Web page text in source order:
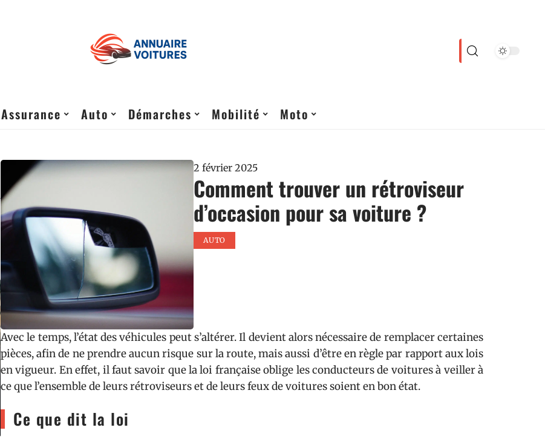
Assurance Auto Démarches Mobilité Moto
2 février 2025
Comment trouver un rétroviseur
d’occasion pour sa voiture ?
AUTO
Avec le temps, l’état des véhicules peut s’altérer. Il devient alors nécessaire de remplacer certaines
pièces, afin de ne prendre aucun risque sur la route, mais aussi d’être en règle par rapport aux lois
en vigueur. En effet, il faut savoir que la loi française oblige les conducteurs de voitures à veiller à
ce que l’ensemble de leurs rétroviseurs et de leurs feux de voitures soient en bon état.
Ce que dit la loi